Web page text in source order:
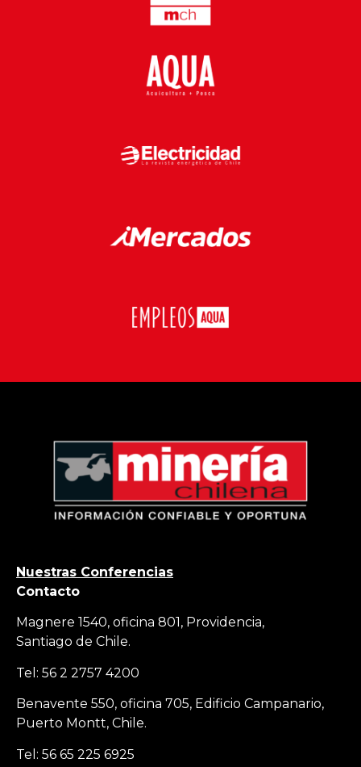
Nuestras Conferencias
Contacto
Magnere 1540, oficina 801, Providencia,
Santiago de Chile.
Tel: 56 2 2757 4200
Benavente 550, oficina 705, Edificio Campanario,
Puerto Montt, Chile.
Tel: 56 65 225 6925